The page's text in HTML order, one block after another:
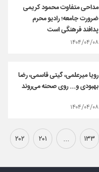
مداحی متفاوت محمود کریمی
ضرورت جامعه؛ رادیو محرم
پدافند فرهنگی است
۱۴۰۴/۰۴/۰۸
رویا میرعلمی، گیتی قاسمی، رضا
بهبودی و... روی صحنه می‌روند
۱۴۰۴/۰۴/۰۸
۱۳۳ ... ۲۰۱ ۲۰۲